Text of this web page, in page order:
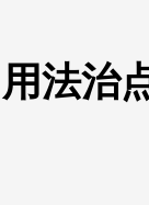
法治